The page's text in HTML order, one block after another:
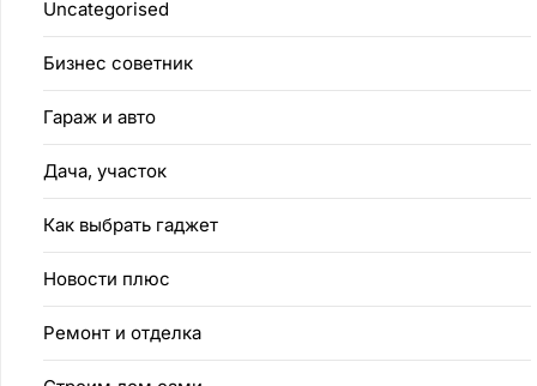
Uncategorised
Бизнес советник
Гараж и авто
Дача, участок
Как выбрать гаджет
Новости плюс
Ремонт и отделка